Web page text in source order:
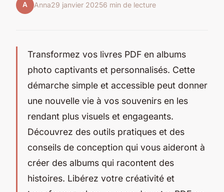
A Anna29 janvier 20256 min de lecture
Transformez vos livres PDF en albums
photo captivants et personnalisés. Cette
démarche simple et accessible peut donner
une nouvelle vie à vos souvenirs en les
rendant plus visuels et engageants.
Découvrez des outils pratiques et des
conseils de conception qui vous aideront à
créer des albums qui racontent des
histoires. Libérez votre créativité et